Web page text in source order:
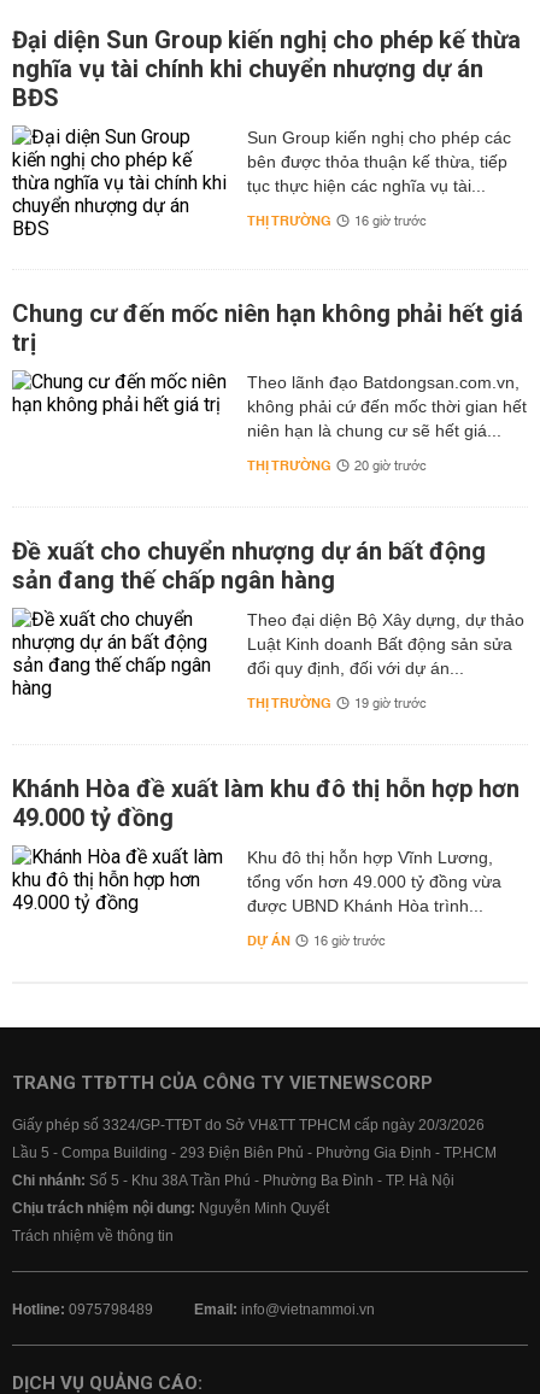
Đại diện Sun Group kiến nghị cho phép kế thừa
nghĩa vụ tài chính khi chuyển nhượng dự án
BĐS
Sun Group kiến nghị cho phép các
bên được thỏa thuận kế thừa, tiếp
tục thực hiện các nghĩa vụ tài...
THỊ TRƯỜNG 16 giờ trước
Chung cư đến mốc niên hạn không phải hết giá
trị
Theo lãnh đạo Batdongsan.com.vn,
không phải cứ đến mốc thời gian hết
niên hạn là chung cư sẽ hết giá...
THỊ TRƯỜNG 20 giờ trước
Đề xuất cho chuyển nhượng dự án bất động
sản đang thế chấp ngân hàng
Theo đại diện Bộ Xây dựng, dự thảo
Luật Kinh doanh Bất động sản sửa
đổi quy định, đối với dự án...
THỊ TRƯỜNG 19 giờ trước
Khánh Hòa đề xuất làm khu đô thị hỗn hợp hơn
49.000 tỷ đồng
Khu đô thị hỗn hợp Vĩnh Lương,
tổng vốn hơn 49.000 tỷ đồng vừa
được UBND Khánh Hòa trình...
DỰ ÁN 16 giờ trước
TRANG TTĐTTH CỦA CÔNG TY VIETNEWSCORP
Giấy phép số 3324/GP-TTĐT do Sở VH&TT TPHCM cấp ngày 20/3/2026
Lầu 5 - Compa Building - 293 Điện Biên Phủ - Phường Gia Định - TP.HCM
Chi nhánh: Số 5 - Khu 38A Trần Phú - Phường Ba Đình - TP. Hà Nội
Chịu trách nhiệm nội dung: Nguyễn Minh Quyết
Trách nhiệm về thông tin
Hotline: 0975798489 Email: info@vietnammoi.vn
DỊCH VỤ QUẢNG CÁO: